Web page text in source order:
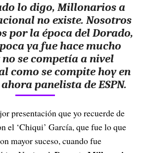
lo digo, Millonarios a
no existe. Nosotros
por la época del Dorado,
ya fue hace mucho
se competía a nivel
como se compite hoy en
panelista de ESPN.
presentación que yo recuerde de
el ‘Chiqui’ García, que fue lo que
mayor suceso, cuando fue